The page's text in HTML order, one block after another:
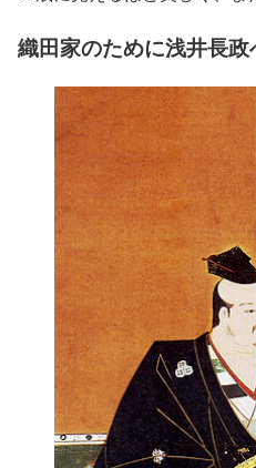
織田家のために浅井長政